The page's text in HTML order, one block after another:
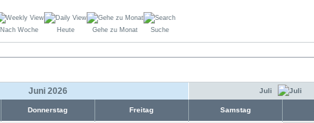
Nach Woche Heute Gehe zu Monat Suche
Juni 2026 Juli
Donnerstag Freitag Samstag